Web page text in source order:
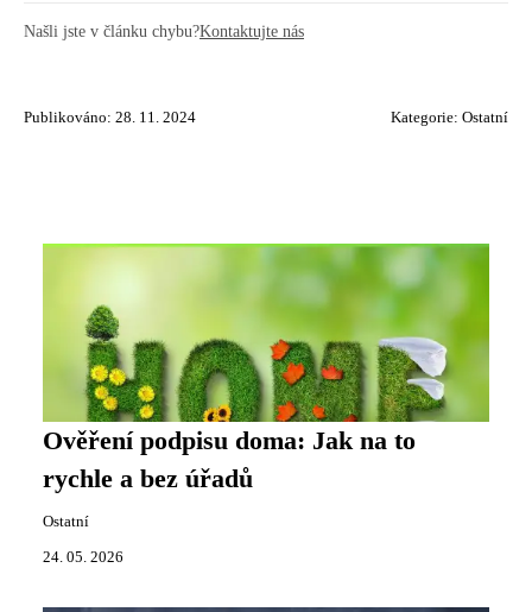
Našli jste v článku chybu?Kontaktujte nás
Publikováno: 28. 11. 2024 Kategorie: Ostatní
Ověření podpisu doma: Jak na to
rychle a bez úřadů
Ostatní
24. 05. 2026